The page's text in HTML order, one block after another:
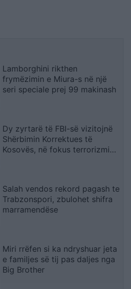
Lamborghini rikthen
frymëzimin e Miura-s në një
seri speciale prej 99 makinash
Dy zyrtarë të FBI-së vizitojnë
Shërbimin Korrektues të
Kosovës, në fokus terrorizmi
Salah vendos rekord pagash te
Trabzonspori, zbulohet shifra
marramendëse
Miri rrëfen si ka ndryshuar jeta
e familjes së tij pas daljes nga
Big Brother